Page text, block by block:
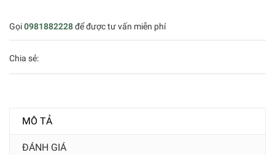
Gọi0981882228để được tư vấn miễn phí
Chia sẻ:
MÔ TẢ
ĐÁNH GIÁ